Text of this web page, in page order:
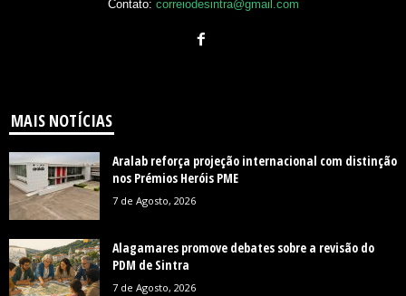
Contato: correiodesintra@gmail.com
MAIS NOTÍCIAS
Aralab reforça projeção internacional com distinção
nos Prémios Heróis PME
7 de Agosto, 2026
Alagamares promove debates sobre a revisão do
PDM de Sintra
7 de Agosto, 2026